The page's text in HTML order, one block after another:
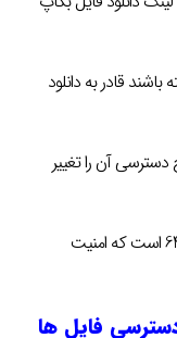
باشند قادر به دانلود
دسترسی آن را تغییر
سطح دسترسی برای فایل ها دانلودی معمولا 644 است که امنیت
فایل ها